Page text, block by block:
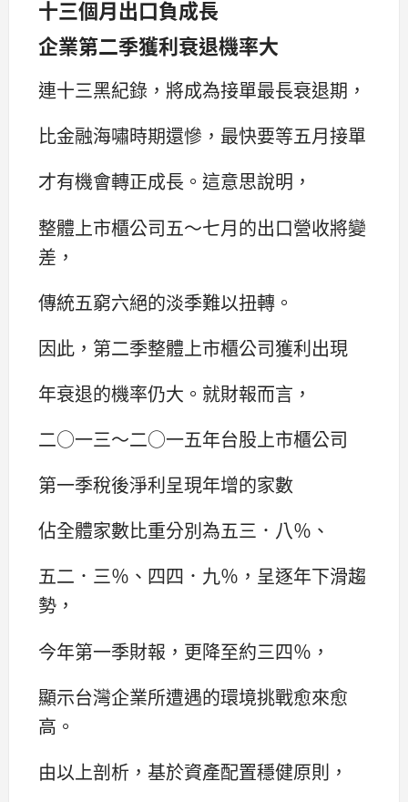
十三個月出口負成長
企業第二季獲利衰退機率大
連十三黑紀錄，將成為接單最長衰退期，
比金融海嘯時期還慘，最快要等五月接單
才有機會轉正成長。這意思說明，
整體上市櫃公司五～七月的出口營收將變
差，
傳統五窮六絕的淡季難以扭轉。
因此，第二季整體上市櫃公司獲利出現
年衰退的機率仍大。就財報而言，
二○一三～二○一五年台股上市櫃公司
第一季稅後淨利呈現年增的家數
佔全體家數比重分別為五三．八％、
五二．三％、四四．九％，呈逐年下滑趨
勢，
今年第一季財報，更降至約三四％，
顯示台灣企業所遭遇的環境挑戰愈來愈
高。
由以上剖析，基於資產配置穩健原則，